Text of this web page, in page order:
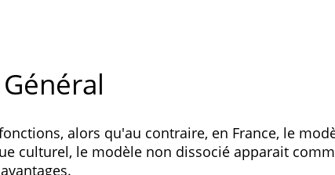
alors qu'au contraire, en France, le
culturel, le modèle non dissocié apparait